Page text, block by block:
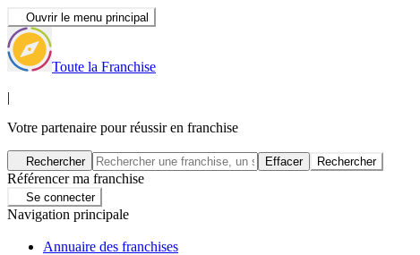
Ouvrir le menu principal
Toute la Franchise
|
Votre partenaire pour réussir en franchise
Rechercher Effacer Rechercher
Référencer ma franchise
Se connecter
Navigation principale
Annuaire des franchises